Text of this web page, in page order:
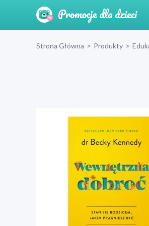
Strona Główna > Produkty >